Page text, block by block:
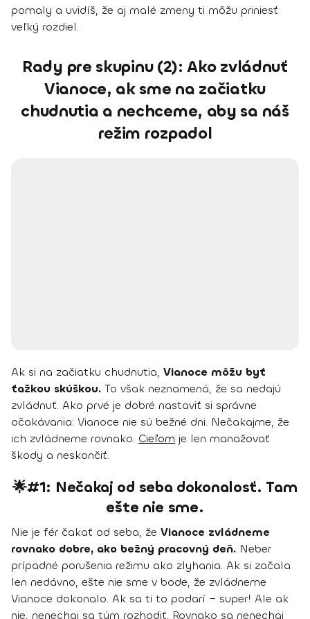
pomaly a uvidíš, že aj malé zmeny ti môžu priniesť
veľký rozdiel.
Rady pre skupinu (2): Ako zvládnuť
Vianoce, ak sme na začiatku
chudnutia a nechceme, aby sa náš
režim rozpadol
Ak si na začiatku chudnutia, Vianoce môžu byť
ťažkou skúškou. To však neznamená, že sa nedajú
zvládnuť. Ako prvé je dobré nastaviť si správne
očakávania: Vianoce nie sú bežné dni. Nečakajme, že
ich zvládneme rovnako. Cieľom je len manažovať
škody a neskončiť.
🌟#1: Nečakaj od seba dokonalosť. Tam
ešte nie sme.
Nie je fér čakať od seba, že Vianoce zvládneme
rovnako dobre, ako bežný pracovný deň. Neber
prípadné porušenia režimu ako zlyhania. Ak si začala
len nedávno, ešte nie sme v bode, že zvládneme
Vianoce dokonalo. Ak sa ti to podarí – super! Ale ak
nie, nenechaj sa tým rozhodiť. Rovnako sa nenechaj